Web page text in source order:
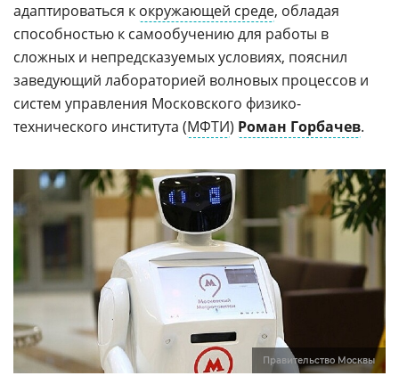
адаптироваться к окружающей среде, обладая
способностью к самообучению для работы в
сложных и непредсказуемых условиях, пояснил
заведующий лабораторией волновых процессов и
систем управления Московского физико-
технического института (МФТИ) Роман Горбачев.
Правительство Москвы